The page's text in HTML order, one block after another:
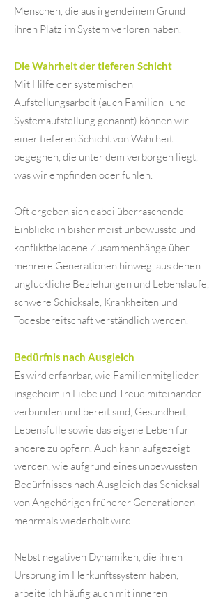
Menschen, die aus irgendeinem Grund
ihren Platz im System verloren haben.
Die Wahrheit der tieferen Schicht
Mit Hilfe der systemischen
Aufstellungsarbeit (auch Familien- und
Systemaufstellung genannt) können wir
einer tieferen Schicht von Wahrheit
begegnen, die unter dem verborgen liegt,
was wir empfinden oder fühlen.
Oft ergeben sich dabei überraschende
Einblicke in bisher meist unbewusste und
konfliktbeladene Zusammenhänge über
mehrere Generationen hinweg, aus denen
unglückliche Beziehungen und Lebensläufe,
schwere Schicksale, Krankheiten und
Todesbereitschaft verständlich werden.
Bedürfnis nach Ausgleich
Es wird erfahrbar, wie Familienmitglieder
insgeheim in Liebe und Treue miteinander
verbunden und bereit sind, Gesundheit,
Lebensfülle sowie das eigene Leben für
andere zu opfern. Auch kann aufgezeigt
werden, wie aufgrund eines unbewussten
Bedürfnisses nach Ausgleich das Schicksal
von Angehörigen früherer Generationen
mehrmals wiederholt wird.
Nebst negativen Dynamiken, die ihren
Ursprung im Herkunftssystem haben,
arbeite ich häufig auch mit inneren